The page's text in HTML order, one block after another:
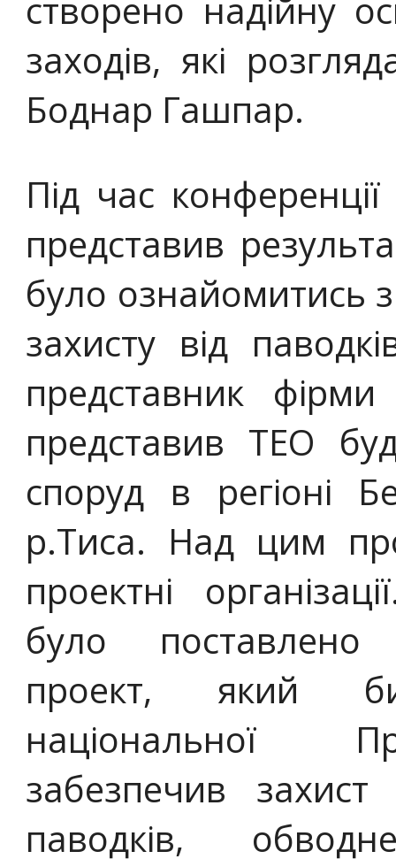
створено надійну
заходів, які
Боднар Гашпар.
Під час
представив
було ознайомитись
захисту від
представник
представив ТЕО
споруд в регіоні
р.Тиса. Над цим
проектні
було
проект, який
національної
забезпечив захист
паводків,